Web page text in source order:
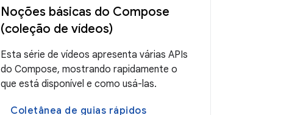
Noções básicas do Compose
(coleção de vídeos)
Esta série de vídeos apresenta várias APIs
do Compose, mostrando rapidamente o
que está disponível e como usá-las.
Coletânea de guias rápidos